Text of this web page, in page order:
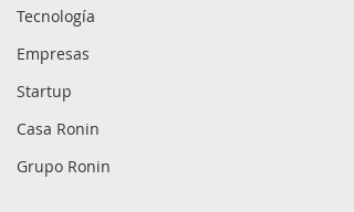
Tecnología
Empresas
Startup
Casa Ronin
Grupo Ronin